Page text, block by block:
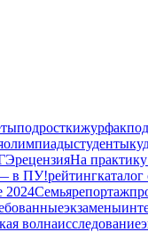
подросткижурфак
олимпиадыстуденты
рецензияНа
— в ПУ!рейтинг
2024Семьярепортаж
экзамены
волнаисследование